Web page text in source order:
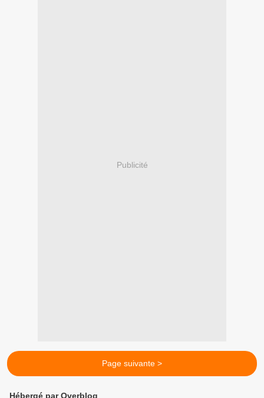
Publicité
Page suivante >
Hébergé par Overblog